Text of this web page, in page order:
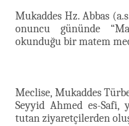
Mukaddes Hz. Abbas
onuncu gününde
okunduğu bir matem
Meclise, Mukaddes
Seyyid Ahmed es-Safi,
tutan ziyaretçilerden